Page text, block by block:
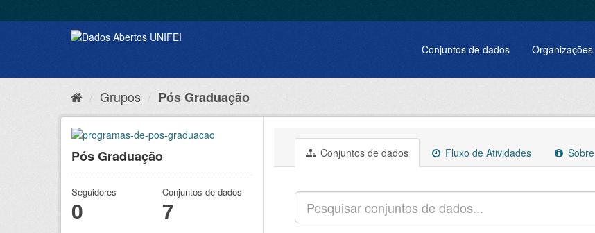
Conjuntos de dados Organizações
Grupos Pós Graduação
Pós Graduação
Seguidores
0
Conjuntos de dados
7
Conjuntos de dados Fluxo de Atividades Sobre